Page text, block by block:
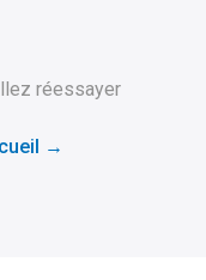
réessayer
→